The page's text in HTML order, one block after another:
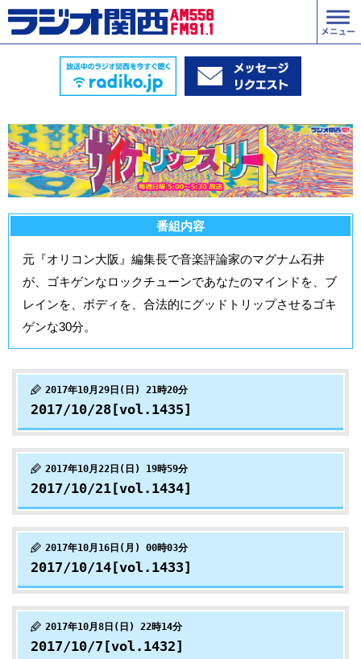
番組内容
元『オリコン大阪』編集長で音楽評論家のマグナム石井
が、ゴキゲンなロックチューンであなたのマインドを、ブ
レインを、ボディを、合法的にグッドトリップさせるゴキ
ゲンな30分。
2017年10月29日(日) 21時20分
2017/10/28[vol.1435]
2017年10月22日(日) 19時59分
2017/10/21[vol.1434]
2017年10月16日(月) 00時03分
2017/10/14[vol.1433]
2017年10月8日(日) 22時14分
2017/10/7[vol.1432]